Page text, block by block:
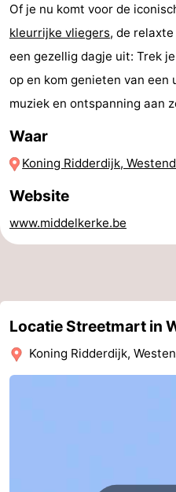
en
Evenementen
Forum
Route
-
Nieuws
adressen
Regio
Of je nu komt voor de
kleurrijke vliegers, de
een gezellig dagje uit: Trek
op en kom genieten van een
muziek en ontspanning aan
Waar
Koning Ridderdijk,
Website
www.middelkerke.be
Locatie Streetmart in
Koning Ridderdijk,